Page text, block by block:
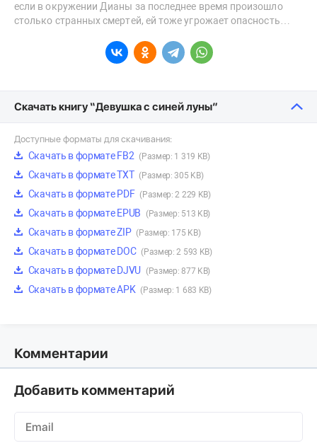
если в окружении Дианы за последнее время произошло
столько странных смертей, ей тоже угрожает опасность…
Скачать книгу “Девушка с синей луны”
Доступные форматы для скачивания:
Скачать в формате FB2 (Размер: 1 319 KB)
Скачать в формате TXT (Размер: 305 KB)
Скачать в формате PDF (Размер: 2 229 KB)
Скачать в формате EPUB (Размер: 513 KB)
Скачать в формате ZIP (Размер: 175 KB)
Скачать в формате DOC (Размер: 2 593 KB)
Скачать в формате DJVU (Размер: 877 KB)
Скачать в формате APK (Размер: 1 683 KB)
Комментарии
Добавить комментарий